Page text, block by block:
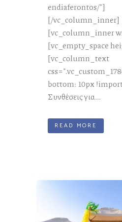
endiaferontos/"]
[/vc_column_inner]
[vc_column_inner
[vc_empty_space
[vc_column_text
bottom: 10px
Συνθέσεις για...
READ MORE